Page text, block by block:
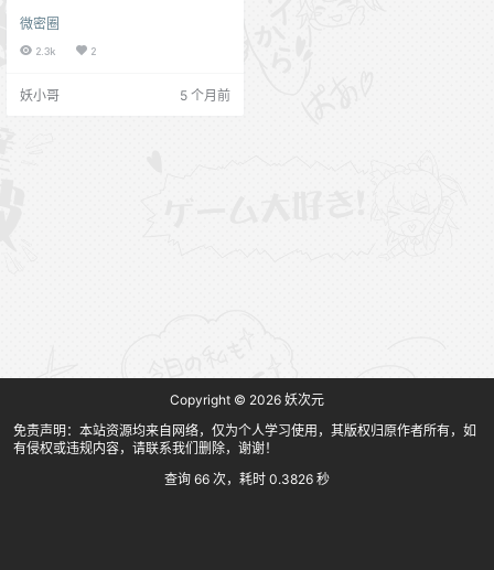
网红，来自成都，目前在社交媒体
比较活跃，微博抖音都有在玩儿。
体型相对比较丰满，尤其是胸部非
微密圈
2.3k 2
妖小哥 5 个月前
Copyright © 2026 妖次元
免责声明：本站资源均来自网络，仅为个人学习使用，其版权归原作者所有，如
有侵权或违规内容，请联系我们删除，谢谢！
查询 66 次，耗时 0.3826 秒